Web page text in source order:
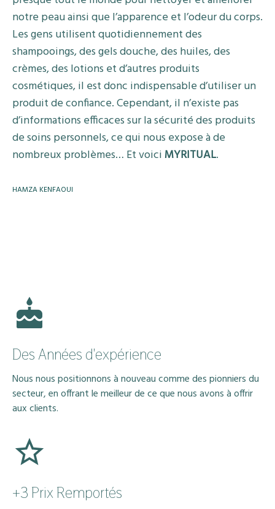
notre peau ainsi que l’apparence et l’odeur du corps.
Les gens utilisent quotidiennement des
shampooings, des gels douche, des huiles, des
crèmes, des lotions et d’autres produits
cosmétiques, il est donc indispensable d’utiliser un
produit de confiance. Cependant, il n’existe pas
d’informations efficaces sur la sécurité des produits
de soins personnels, ce qui nous expose à de
nombreux problèmes… Et voiciMYRITUAL.
HAMZA KENFAOUI
Des Années d'expérience
Nous nous positionnons à nouveau comme des pionniers du
secteur, en offrant le meilleur de ce que nous avons à offrir
aux clients.
+3 Prix Remportés